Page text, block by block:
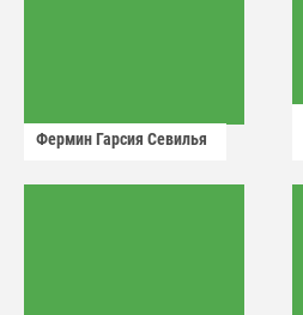
Фермин Гарсия Севилья